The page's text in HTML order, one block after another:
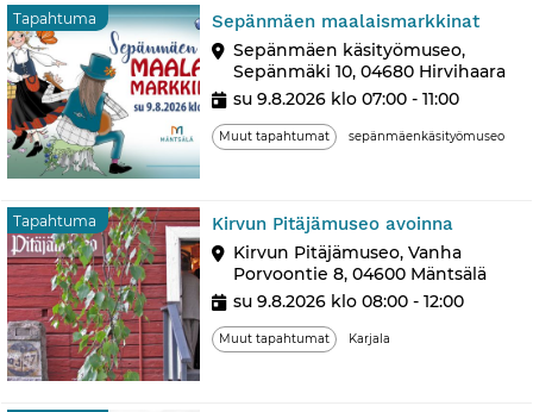
Tapahtuma Sepänmäen maalaismarkkinat
Sepänmäen käsityömuseo,
Sepänmäki 10, 04680 Hirvihaara
su 9.8.2026 klo 07:00 - 11:00
Muut tapahtumat sepänmäenkäsityömuseo
Tapahtuma Kirvun Pitäjämuseo avoinna
Kirvun Pitäjämuseo, Vanha
Porvoontie 8, 04600 Mäntsälä
su 9.8.2026 klo 08:00 - 12:00
Muut tapahtumat Karjala